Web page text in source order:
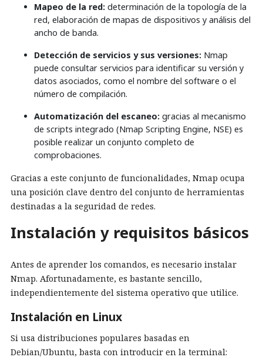
Mapeo de la red: determinación de la topología de la
red, elaboración de mapas de dispositivos y análisis del
ancho de banda.
Detección de servicios y sus versiones: Nmap
puede consultar servicios para identificar su versión y
datos asociados, como el nombre del software o el
número de compilación.
Automatización del escaneo: gracias al mecanismo
de scripts integrado (Nmap Scripting Engine, NSE) es
posible realizar un conjunto completo de
comprobaciones.
Gracias a este conjunto de funcionalidades, Nmap ocupa
una posición clave dentro del conjunto de herramientas
destinadas a la seguridad de redes.
Instalación y requisitos básicos
Antes de aprender los comandos, es necesario instalar
Nmap. Afortunadamente, es bastante sencillo,
independientemente del sistema operativo que utilice.
Instalación en Linux
Si usa distribuciones populares basadas en
Debian/Ubuntu, basta con introducir en la terminal: